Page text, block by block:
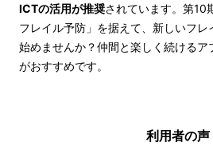
ICTの活用が推奨されています。 第10
フレイル予防」を据えて、 新しいフレ
始めませんか？仲間と楽しく続けるア
がおすすめです。
利用者の声